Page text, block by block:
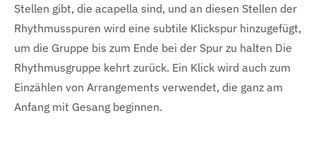
Stellen gibt, die acapella sind, und an diesen Stellen der
Rhythmusspuren wird eine subtile Klickspur hinzugefügt,
um die Gruppe bis zum Ende bei der Spur zu halten Die
Rhythmusgruppe kehrt zurück. Ein Klick wird auch zum
Einzählen von Arrangements verwendet, die ganz am
Anfang mit Gesang beginnen.